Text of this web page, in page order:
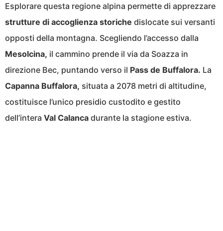
Esplorare questa regione alpina permette di apprezzare
strutture di accoglienza storiche dislocate sui versanti
opposti della montagna. Scegliendo l’accesso dalla
Mesolcina, il cammino prende il via da Soazza in
direzione Bec, puntando verso il Pass de Buffalora. La
Capanna Buffalora, situata a 2078 metri di altitudine,
costituisce l’unico presidio custodito e gestito
dell’intera Val Calanca durante la stagione estiva.